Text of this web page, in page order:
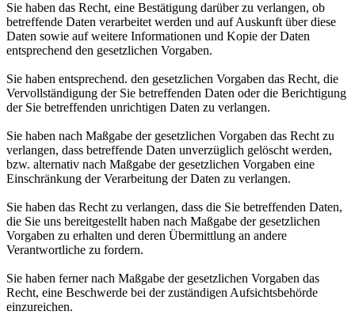
Sie haben das Recht, eine Bestätigung darüber zu verlangen, ob
betreffende Daten verarbeitet werden und auf Auskunft über diese
Daten sowie auf weitere Informationen und Kopie der Daten
entsprechend den gesetzlichen Vorgaben.
Sie haben entsprechend. den gesetzlichen Vorgaben das Recht, die
Vervollständigung der Sie betreffenden Daten oder die Berichtigung
der Sie betreffenden unrichtigen Daten zu verlangen.
Sie haben nach Maßgabe der gesetzlichen Vorgaben das Recht zu
verlangen, dass betreffende Daten unverzüglich gelöscht werden,
bzw. alternativ nach Maßgabe der gesetzlichen Vorgaben eine
Einschränkung der Verarbeitung der Daten zu verlangen.
Sie haben das Recht zu verlangen, dass die Sie betreffenden Daten,
die Sie uns bereitgestellt haben nach Maßgabe der gesetzlichen
Vorgaben zu erhalten und deren Übermittlung an andere
Verantwortliche zu fordern.
Sie haben ferner nach Maßgabe der gesetzlichen Vorgaben das
Recht, eine Beschwerde bei der zuständigen Aufsichtsbehörde
einzureichen.